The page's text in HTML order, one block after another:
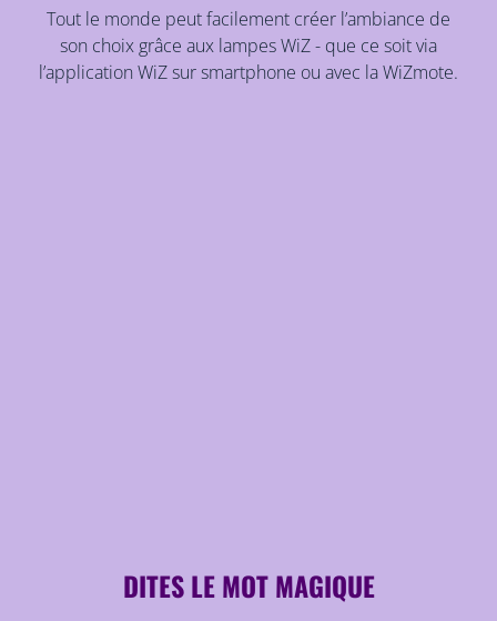
Tout le monde peut facilement créer l’ambiance de
son choix grâce aux lampes WiZ - que ce soit via
l’application WiZ sur smartphone ou avec la WiZmote.
DITES LE MOT MAGIQUE